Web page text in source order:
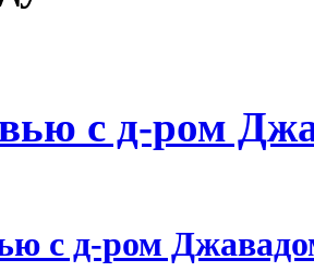
с д-ром
с д-ром